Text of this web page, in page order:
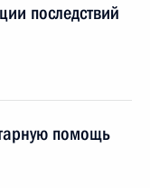
последствий
помощь